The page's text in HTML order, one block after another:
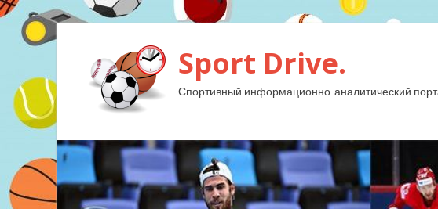
Sport Drive.
Спортивный информационно-аналитический